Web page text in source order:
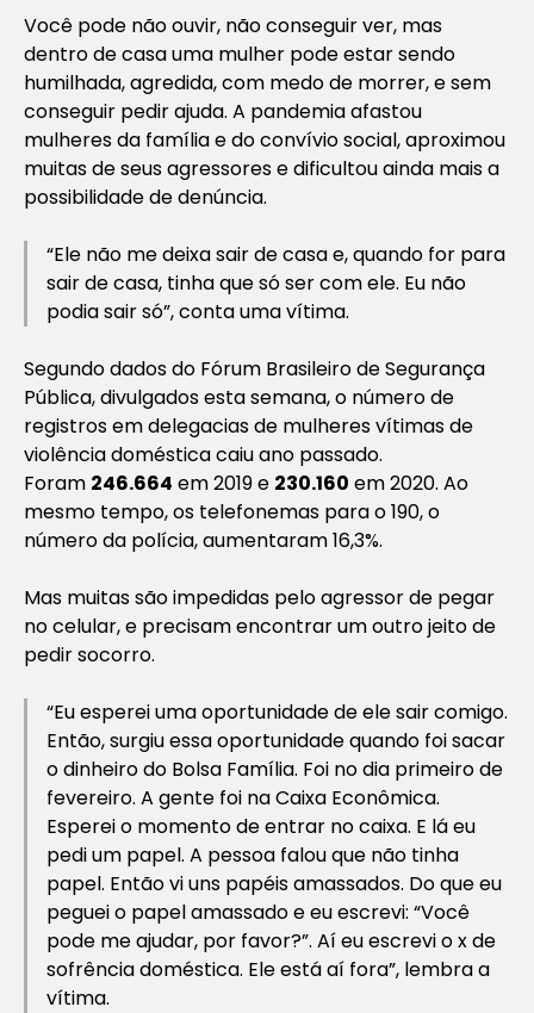
Você pode não ouvir, não conseguir ver, mas
dentro de casa uma mulher pode estar sendo
humilhada, agredida, com medo de morrer, e sem
conseguir pedir ajuda. A pandemia afastou
mulheres da família e do convívio social, aproximou
muitas de seus agressores e dificultou ainda mais a
possibilidade de denúncia.
“Ele não me deixa sair de casa e, quando for para
sair de casa, tinha que só ser com ele. Eu não
podia sair só”, conta uma vítima.
Segundo dados do Fórum Brasileiro de Segurança
Pública, divulgados esta semana, o número de
registros em delegacias de mulheres vítimas de
violência doméstica caiu ano passado.
Foram 246.664 em 2019 e 230.160 em 2020. Ao
mesmo tempo, os telefonemas para o 190, o
número da polícia, aumentaram 16,3%.
Mas muitas são impedidas pelo agressor de pegar
no celular, e precisam encontrar um outro jeito de
pedir socorro.
“Eu esperei uma oportunidade de ele sair comigo.
Então, surgiu essa oportunidade quando foi sacar
o dinheiro do Bolsa Família. Foi no dia primeiro de
fevereiro. A gente foi na Caixa Econômica.
Esperei o momento de entrar no caixa. E lá eu
pedi um papel. A pessoa falou que não tinha
papel. Então vi uns papéis amassados. Do que eu
peguei o papel amassado e eu escrevi: “Você
pode me ajudar, por favor?”. Aí eu escrevi o x de
sofrência doméstica. Ele está aí fora”, lembra a
vítima.